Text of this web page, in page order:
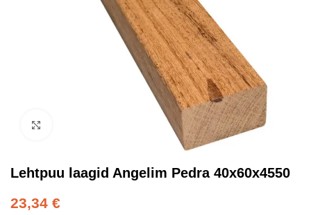
Lehtpuu laagid Angelim Pedra 40x60x4550
23,34 €